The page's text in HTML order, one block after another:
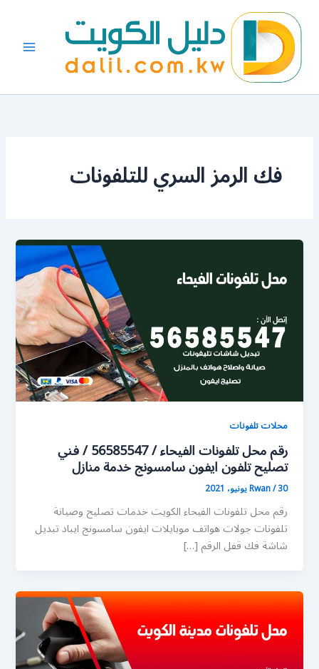
المحتوى
فك الرمز السري للتلفونات
محلات تلفونات
رقم محل تلفونات الفيحاء / 56585547 / فني
تصليح تلفون ايفون سامسونج خدمة منازل
Rwan/30 يونيو، 2021
رقم محل تلفونات الفيحاء الكويت خدمات تصليح وصيانة
تلفونات جولات هواتف موبايلات ايفون سامسونج ايباد تبديل
شاشة فك قفل الرقم […]